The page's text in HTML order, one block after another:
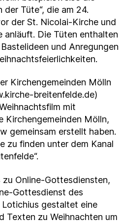
der Tüte“, die am 24.
der St. Nicolai-Kirche und
anläuft. Die Tüten enthalten
und Anregungen
Kirchengemeinden Mölln
breitenfelde.de)
mit
Kirchengemeinden Mölln,
gemeinsam erstellt haben.
zu finden unter dem Kanal
Online-Gottesdiensten,
Gottesdienst des
Lotichius gestaltet eine
Texten zu Weihnachten um